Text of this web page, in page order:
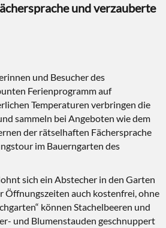
und verzauberte
und Besucher des
Ferienprogramm auf
Temperaturen verbringen die
sammeln bei Angeboten wie dem
der rätselhaften Fächersprache
im Bauerngarten des
sich ein Abstecher in den Garten
Öffnungszeiten auch kostenfrei, ohne
können Stachelbeeren und
und Blumenstauden geschnuppert